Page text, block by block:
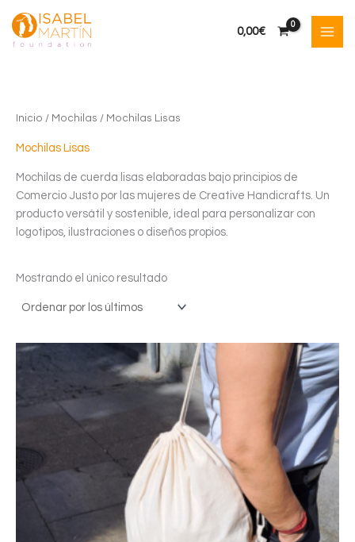
contenido
0,00€
Inicio / Mochilas / Mochilas Lisas
Mochilas Lisas
Mochilas de cuerda lisas elaboradas bajo principios de
Comercio Justo por las mujeres de Creative Handicrafts. Un
producto versátil y sostenible, ideal para personalizar con
logotipos, ilustraciones o diseños propios.
Mostrando el único resultado